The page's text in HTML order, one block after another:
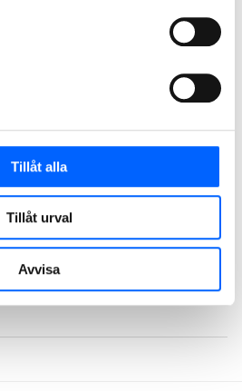
Tillåt alla
Tillåt urval
Avvisa
2022 och byggstart i slutet av
vänligen kontakta:
519 00,press@ncc.se